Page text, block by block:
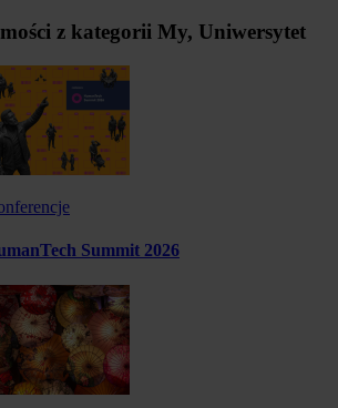
z kategorii My, Uniwersytet
Summit 2026